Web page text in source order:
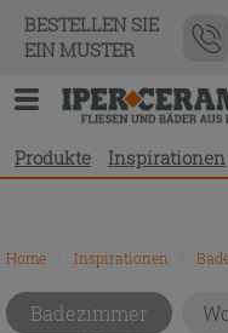
BESTELLEN SIE
EIN MUSTER
Produkte Inspirationen
Home Inspirationen
Badezimmer